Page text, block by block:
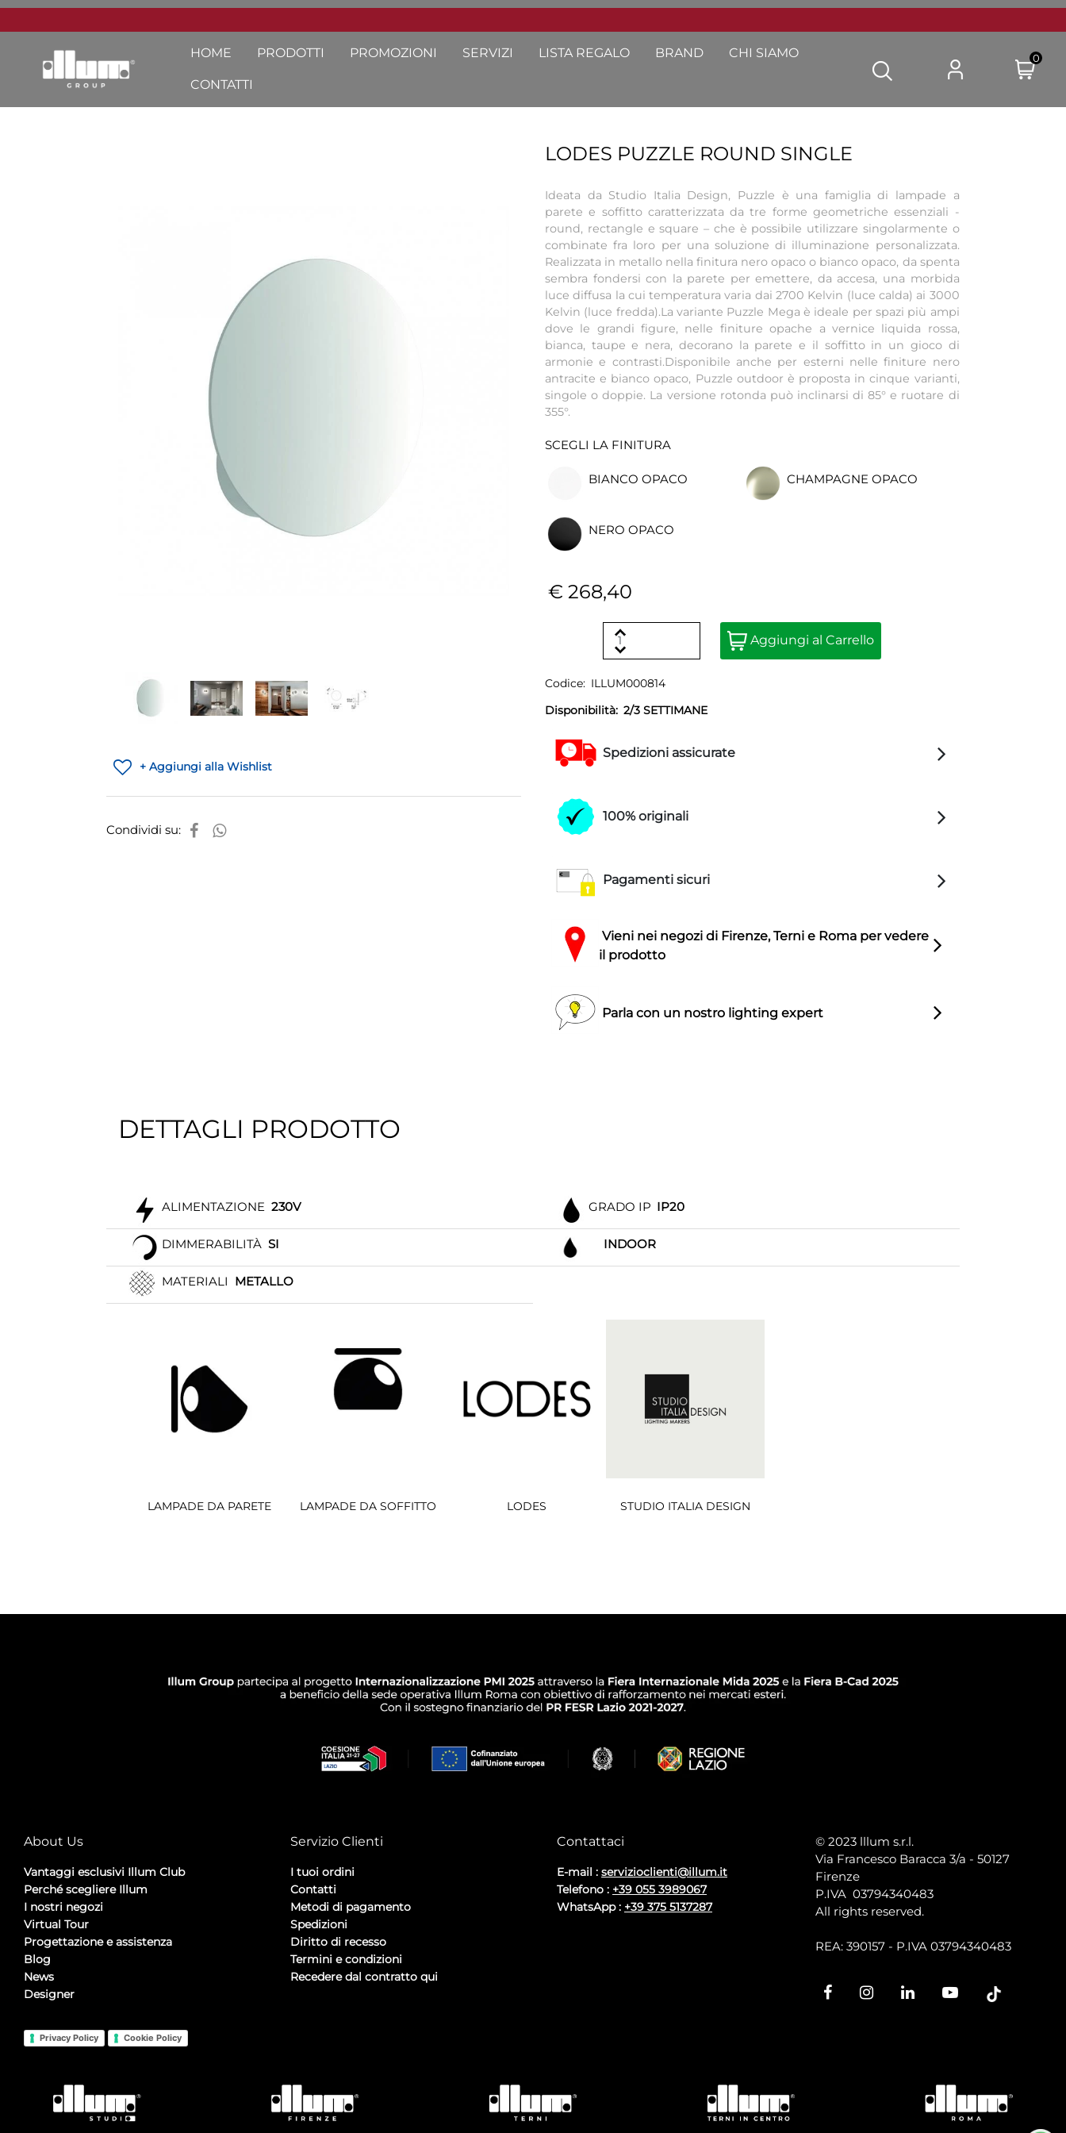
HOME PRODOTTI PROMOZIONI SERVIZI LISTA REGALO BRAND CHI SIAMO
CONTATTI
0
+ Aggiungi alla Wishlist
Condividi su:
LODES PUZZLE ROUND SINGLE
Ideata da Studio Italia Design, Puzzle è una famiglia di lampade a
parete e soffitto caratterizzata da tre forme geometriche essenziali -
round, rectangle e square – che è possibile utilizzare singolarmente o
combinate fra loro per una soluzione di illuminazione personalizzata.
Realizzata in metallo nella finitura nero opaco o bianco opaco, da spenta
sembra fondersi con la parete per emettere, da accesa, una morbida
luce diffusa la cui temperatura varia dai 2700 Kelvin (luce calda) ai 3000
Kelvin (luce fredda).La variante Puzzle Mega è ideale per spazi più ampi
dove le grandi figure, nelle finiture opache a vernice liquida rossa,
bianca, taupe e nera, decorano la parete e il soffitto in un gioco di
armonie e contrasti.Disponibile anche per esterni nelle finiture nero
antracite e bianco opaco, Puzzle outdoor è proposta in cinque varianti,
singole o doppie. La versione rotonda può inclinarsi di 85° e ruotare di
355°.
SCEGLI LA FINITURA
BIANCO OPACO CHAMPAGNE OPACO
NERO OPACO
€ 268,40
Quantità
Aggiungi al Carrello
Codice: ILLUM000814
Disponibilità: 2/3 SETTIMANE
Spedizioni assicurate
100% originali
Pagamenti sicuri
Vieni nei negozi di Firenze, Terni e Roma per vedere
il prodotto
Parla con un nostro lighting expert
DETTAGLI PRODOTTO
ALIMENTAZIONE 230V
DIMMERABILITÀ SI
MATERIALI METALLO
GRADO IP IP20
INDOOR
LAMPADE DA PARETE LAMPADE DA SOFFITTO LODES STUDIO ITALIA DESIGN
About Us
Vantaggi esclusivi Illum Club
Perché scegliere Illum
I nostri negozi
Virtual Tour
Progettazione e assistenza
Blog
News
Designer
Privacy Policy Cookie Policy
Servizio Clienti
I tuoi ordini
Contatti
Metodi di pagamento
Spedizioni
Diritto di recesso
Termini e condizioni
Recedere dal contratto qui
Contattaci
E-mail : servizioclienti@illum.it
Telefono : +39 055 3989067
WhatsApp : +39 375 5137287
© 2023 lllum s.r.l.
Via Francesco Baracca 3/a - 50127
Firenze
P.IVA 03794340483
All rights reserved.
REA: 390157 - P.IVA 03794340483